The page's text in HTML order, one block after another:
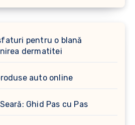
pentru o blană
dermatitei
auto online
Ghid Pas cu Pas